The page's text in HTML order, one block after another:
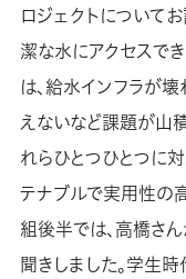
ロジェクトについて
潔な水にアクセスで
は、給水インフラが
えないなど課題が山
れらひとつひとつに
テナブルで実用性の
組後半では、高橋さ
聞きしました。学生